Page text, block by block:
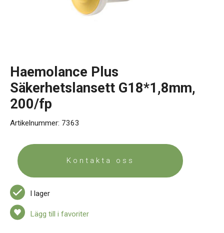
Haemolance Plus
Säkerhetslansett G18*1,8mm,
200/fp
Artikelnummer: 7363
Kontakta oss
I lager
Lägg till i favoriter